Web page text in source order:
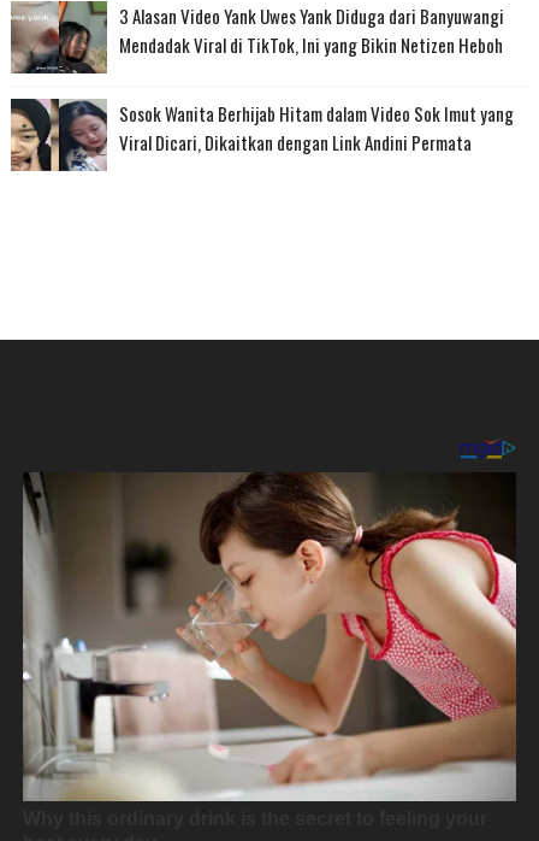
3 Alasan Video Yank Uwes Yank Diduga dari Banyuwangi
Mendadak Viral di TikTok, Ini yang Bikin Netizen Heboh
Sosok Wanita Berhijab Hitam dalam Video Sok Imut yang
Viral Dicari, Dikaitkan dengan Link Andini Permata